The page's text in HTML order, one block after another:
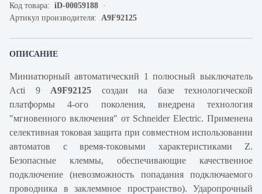
Код товара: iD-00059188
Артикул производителя: A9F92125
ОПИСАНИЕ
Миниатюрный автоматический 1 полюсный выключатель
Acti 9 A9F92125 создан на базе технологической
платформы 4-ого поколения, внедрена технология
"мгновенного включения" от Schneider Electric. Применена
селективная токовая защита при совместном использовании
автоматов с время-токовыми характеристиками Z.
Безопасные клеммы, обеспечивающие качественное
подключение (невозможность попадания подключаемого
проводника в заклеммное пространство). Ударопрочный